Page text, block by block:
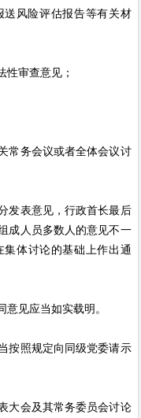
风险评估报告等有关材
审查意见；
务会议或者全体会议讨
表意见，行政首长最后
成人员多数人的意见不一
体讨论的基础上作出通
见应当如实载明。
照规定向同级党委请示
会及其常务委员会讨论